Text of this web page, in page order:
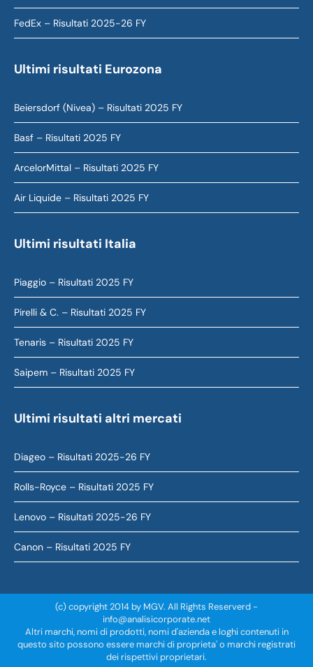
FedEx – Risultati 2025-26 FY
Ultimi risultati Eurozona
Beiersdorf (Nivea) – Risultati 2025 FY
Basf – Risultati 2025 FY
ArcelorMittal – Risultati 2025 FY
Air Liquide – Risultati 2025 FY
Ultimi risultati Italia
Piaggio – Risultati 2025 FY
Pirelli & C. – Risultati 2025 FY
Tenaris – Risultati 2025 FY
Saipem – Risultati 2025 FY
Ultimi risultati altri mercati
Diageo – Risultati 2025-26 FY
Rolls-Royce – Risultati 2025 FY
Lenovo – Risultati 2025-26 FY
Canon – Risultati 2025 FY
(c) copyright 2014 by MGV. All Rights Reserverd -
info@analisicorporate.net
Altri marchi, nomi di prodotti, nomi d'azienda e loghi contenuti in
questo sito possono essere marchi di proprieta' o marchi registrati
dei rispettivi proprietari.